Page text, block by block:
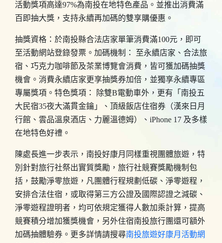
活動獎項高達97%為南投在地特色產品。並推出消費滿
百即抽大獎，支持永續再加碼的雙享購優惠。
抽獎資格：於南投縣合法店家單筆消費滿100元，即可
至活動網站登錄發票。加碼機制： 至永續店家、合法旅
宿、巧克力咖啡節及茶業博覽會消費，皆可獲加碼抽獎
機會。消費永續店家更享抽獎券加倍，並獨享永續專區
專屬獎項。特色獎項： 除雙B電動車外，更有「南投五
大民宿35夜大滿貫金鑰」、頂級飯店住宿券（漢來日月
行館、雲品溫泉酒店、力麗溫德姆）、iPhone 17 及多樣
在地特色好禮。
陳處長進一步表示，南投好康月同樣重視團體旅遊，特
別針對旅行社祭出實質獎勵，旅行社競賽獎勵機制包
括，鼓勵淨零旅遊，凡團體行程規劃低碳、淨零遊程，
安排合法住宿，或取得第三方公證及國際認證之減碳、
淨零遊程證明者，均可依規定獲得人數加乘計算，提高
競賽積分增加獲獎機會，另外住宿南投旅行團還可額外
加碼抽體驗券。更多詳情請搜尋南投旅遊好康月活動網